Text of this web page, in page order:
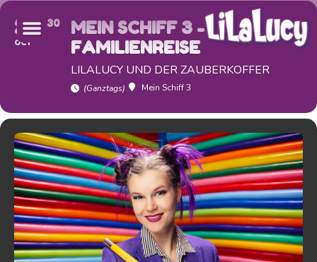
22
OCT
30
MEIN SCHIFF 3 -
FAMILIENREISE
LILALUCY UND DER ZAUBERKOFFER
(Ganztags) Mein Schiff 3